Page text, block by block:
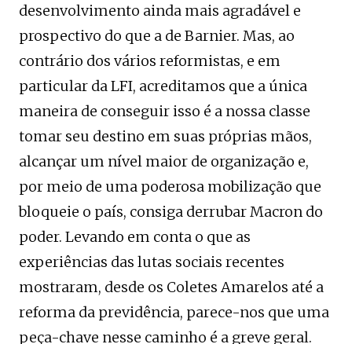
desenvolvimento ainda mais agradável e
prospectivo do que a de Barnier. Mas, ao
contrário dos vários reformistas, e em
particular da LFI, acreditamos que a única
maneira de conseguir isso é a nossa classe
tomar seu destino em suas próprias mãos,
alcançar um nível maior de organização e,
por meio de uma poderosa mobilização que
bloqueie o país, consiga derrubar Macron do
poder. Levando em conta o que as
experiências das lutas sociais recentes
mostraram, desde os Coletes Amarelos até a
reforma da previdência, parece-nos que uma
peça-chave nesse caminho é a greve geral.